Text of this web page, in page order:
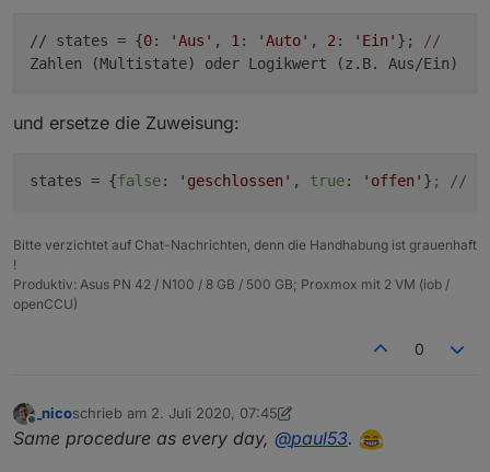
// states = {0: 'Aus' , 1 : 'Auto' , 2 : 'Ein' };
//
Zahlen (Multistate) oder Logikwert (z.B. Aus/Ein)
und ersetze die Zuweisung:
states = {false: 'geschlossen' , true: 'offen' } ; //
Bitte verzichtet auf Chat-Nachrichten, denn die Handhabung ist grauenhaft
!
Produktiv: Asus PN 42 / N100 / 8 GB / 500 GB; Proxmox mit 2 VM (iob /
openCCU)
0
_nicoschrieb am 2. Juli 2020, 07:45
zuletzt editiert von _nico 7. Feb. 2020, 09:50
Same procedure as every day, @paul53.